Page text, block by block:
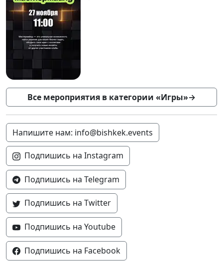
Все мероприятия в категории «Игры»→
Напишите нам: info@bishkek.events
Подпишись на Instagram
Подпишись на Telegram
Подпишись на Twitter
Подпишись на Youtube
Подпишись на Facebook